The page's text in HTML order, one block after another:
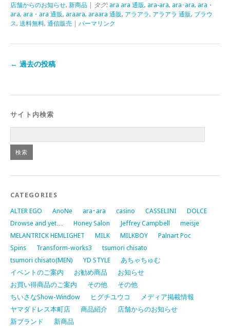
店舗からのお知らせ, 新商品 | タグ: ara ara 通販, ara-ara, ara･ara, ara・
ara, ara・ara 通販, araara, araara 通販, アラアラ, アラアラ 通販, ブラウ
ス, 送料無料, 通信販売 パーマリンク
← 過去の投稿
サイト内検索
CATEGORIES
ALTER EGO AnoNe ara･ara casino CASSELINI
DOLCE
Drowse and yet…
Honey Salon Jeffrey Campbell
meisje
MELANTRICK HEMLIGHET
MILK MILKBOY
Palnart Poc
Spins
Transform-works3
tsumori chisato
tsumori chisato(MEN)
YD STYLE
あちゃちゅむ
イベントのご案内
お勧め商品
お知らせ
お買い得商品のご案内
その他
その他
ちいさなShow-Window
ヒグチユウコ
メディア掲載情報
ヤマダドレス本町店
商品紹介
店舗からのお知らせ
新ブランド
新商品